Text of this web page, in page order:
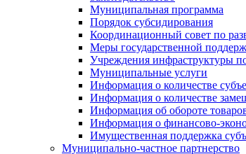
Муниципальная программа
Порядок субсидирования
Координационный совет по
Меры государственной
Учреждения инфраструктуры
Муниципальные услуги
Информация о количестве
Информация о количестве
Информация об обороте
Информация о финансово-
Имущественная поддержка
Муниципально-частное партнерство